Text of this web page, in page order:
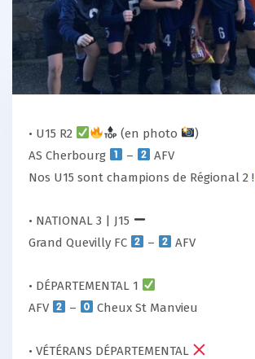
• U15 R2 (en photo
)
AS Cherbourg
–
AFV
Nos U15 sont champions de Régional 2 !
• NATIONAL 3 | J15
Grand Quevilly FC
– AFV
• DÉPARTEMENTAL 1
AFV
– Cheux St Manvieu
• VÉTÉRANS DÉPARTEMENTAL